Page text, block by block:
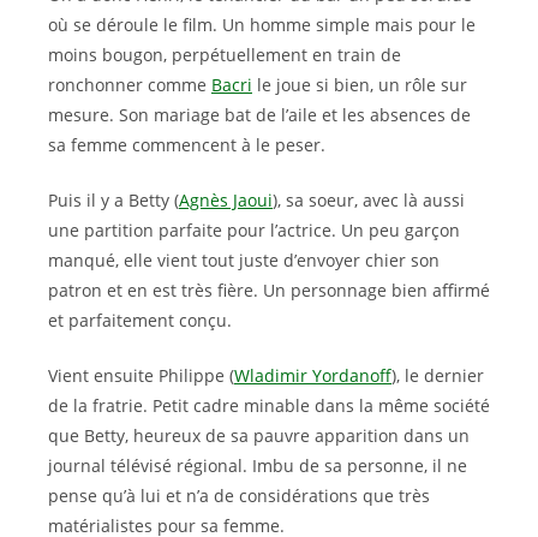
où se déroule le film. Un homme simple mais pour le
moins bougon, perpétuellement en train de
ronchonner comme Bacri le joue si bien, un rôle sur
mesure. Son mariage bat de l’aile et les absences de
sa femme commencent à le peser.
Puis il y a Betty (Agnès Jaoui), sa soeur, avec là aussi
une partition parfaite pour l’actrice. Un peu garçon
manqué, elle vient tout juste d’envoyer chier son
patron et en est très fière. Un personnage bien affirmé
et parfaitement conçu.
Vient ensuite Philippe (Wladimir Yordanoff), le dernier
de la fratrie. Petit cadre minable dans la même société
que Betty, heureux de sa pauvre apparition dans un
journal télévisé régional. Imbu de sa personne, il ne
pense qu’à lui et n’a de considérations que très
matérialistes pour sa femme.